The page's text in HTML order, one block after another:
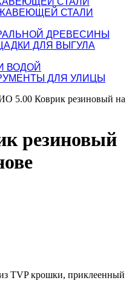
СТАЛИ
ДРЕВЕСИНЫ
ДЛЯ ВЫГУЛА
ВОДОЙ
ДЛЯ УЛИЦЫ
5.00 Коврик резиновый на
резиновый
TVP крошки, приклеенный